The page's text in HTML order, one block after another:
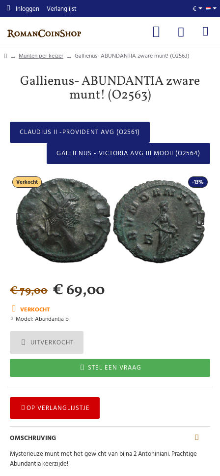
Inloggen Verlanglijst €
homeMunten per keizer Gallienus- ABUNDANTIA zware munt! (O2563)
Gallienus- ABUNDANTIA zware
munt! (O2563)
CLAUDIUS II -PROVIDENT AVG (O2561)
GALLIENUS - VICTORIA AVG III MOOI! (O2564)
-13%
Verkocht
VERKOCHT
Model: Abundantia b
€ 69,00
€ 79,00
UITVERKOCHT
STEL EEN VRAAG
OP VERLANGLIJSTJE
OMSCHRIJVING
Mysterieuze munt met het gewicht van bijna 2 Antoniniani. Prachtige
Abundantia keerzijde!